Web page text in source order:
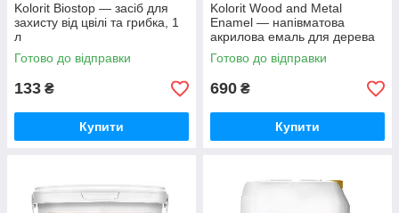
Kolorit Biostop — засіб для
захисту від цвілі та грибка, 1
л
Готово до відправки
133 ₴
Купити
Kolorit Wood and Metal
Enamel — напівматова
акрилова емаль для дерева
та металу (База А), 0,9 л
Готово до відправки
690 ₴
Купити